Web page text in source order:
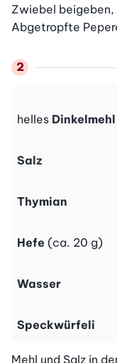
Zwiebel
Abgetropfte
helles Dinkelmehl
Salz
Thymian
Hefe (ca. 20 g)
Wasser
Speckwürfeli
Mehl und Salz in